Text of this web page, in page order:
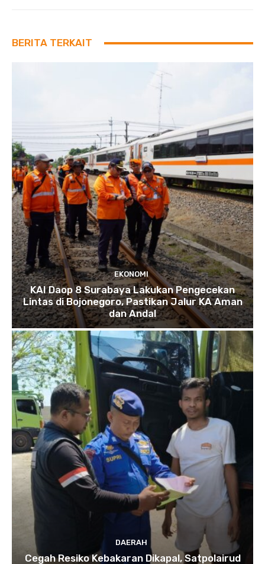
BERITA TERKAIT
EKONOMI
KAI Daop 8 Surabaya Lakukan Pengecekan
Lintas di Bojonegoro, Pastikan Jalur KA Aman
dan Andal
DAERAH
Cegah Resiko Kebakaran Dikapal, Satpolairud